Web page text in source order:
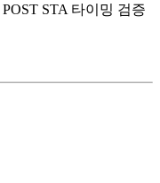
STA 타이밍 검증